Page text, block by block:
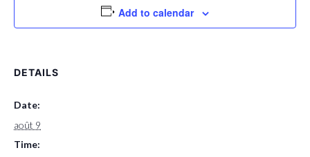
Add to calendar
DETAILS
Date:
août 9
Time: